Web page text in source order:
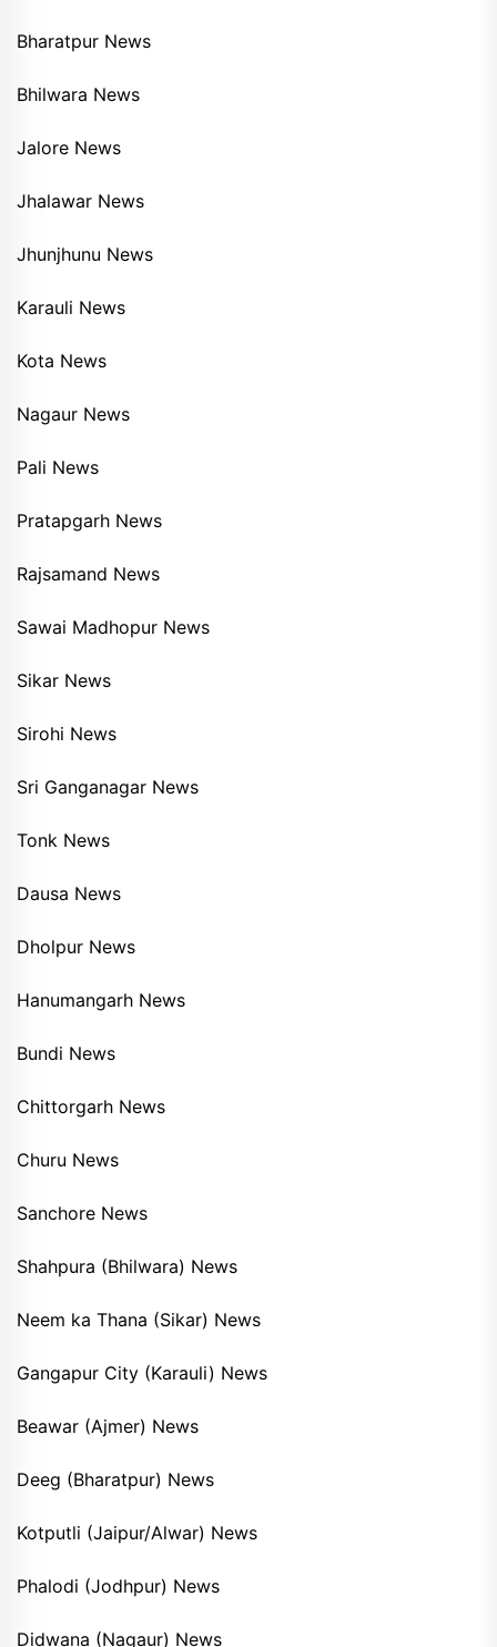
Bharatpur News
Bhilwara News
Jalore News
Jhalawar News
Jhunjhunu News
Karauli News
Kota News
Nagaur News
Pali News
Pratapgarh News
Rajsamand News
Sawai Madhopur News
Sikar News
Sirohi News
Sri Ganganagar News
Tonk News
Dausa News
Dholpur News
Hanumangarh News
Bundi News
Chittorgarh News
Churu News
Sanchore News
Shahpura (Bhilwara) News
Neem ka Thana (Sikar) News
Gangapur City (Karauli) News
Beawar (Ajmer) News
Deeg (Bharatpur) News
Kotputli (Jaipur/Alwar) News
Phalodi (Jodhpur) News
Didwana (Nagaur) News